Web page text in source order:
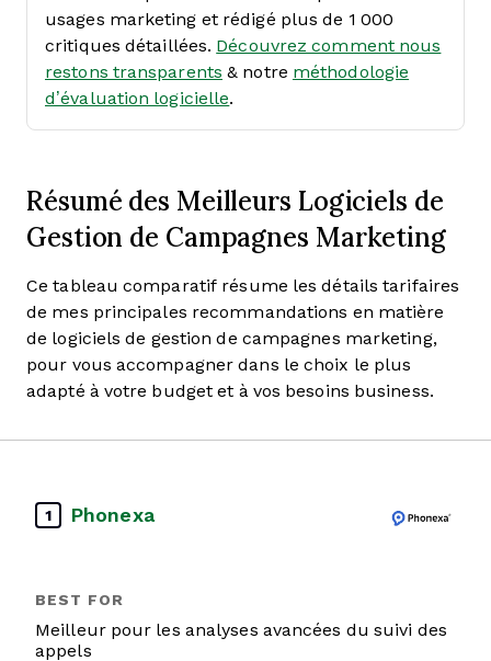
usages marketing et rédigé plus de 1 000
critiques détaillées. Découvrez comment nous
restons transparents & notre méthodologie
d’évaluation logicielle.
Résumé des Meilleurs Logiciels de
Gestion de Campagnes Marketing
Ce tableau comparatif résume les détails tarifaires
de mes principales recommandations en matière
de logiciels de gestion de campagnes marketing,
pour vous accompagner dans le choix le plus
adapté à votre budget et à vos besoins business.
1 Phonexa
Meilleur pour les analyses avancées du suivi des
appels